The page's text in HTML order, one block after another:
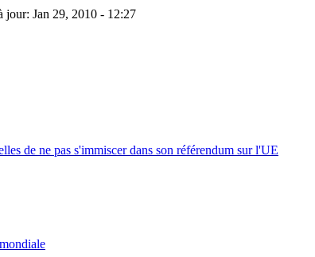
jour: Jan 29, 2010 - 12:27
de ne pas s'immiscer dans son référendum sur l'UE